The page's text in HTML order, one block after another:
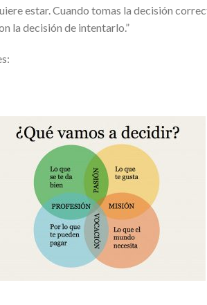
estar. Cuando tomas la decisión
la decisión de intentarlo.”